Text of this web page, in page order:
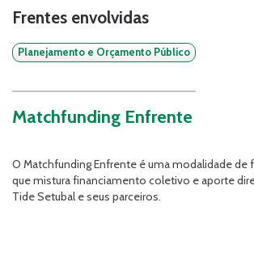
Frentes envolvidas
Planejamento e Orçamento Público
Matchfunding Enfrente
O Matchfunding Enfrente é uma modalidade
que mistura financiamento coletivo e aporte
Tide Setubal e seus parceiros.